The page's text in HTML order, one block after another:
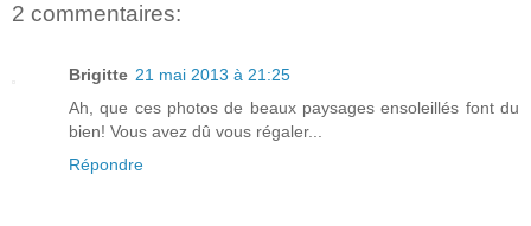
2 commentaires:
Brigitte 21 mai 2013 à 21:25
Ah, que ces photos de beaux paysages ensoleillés font du
bien! Vous avez dû vous régaler...
Répondre